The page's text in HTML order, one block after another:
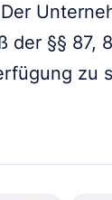
§§ 87,
zu